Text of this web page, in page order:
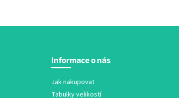
Informace o nás
Jak nakupovat
Tabulky velikostí